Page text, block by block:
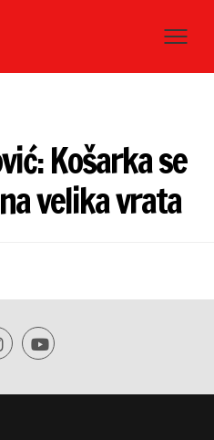
Košarka se
velika vrata